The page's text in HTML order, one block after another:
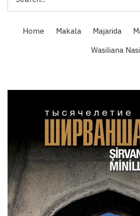
Main
navigation
Home Makala Majarida
Wasiliana Nasi